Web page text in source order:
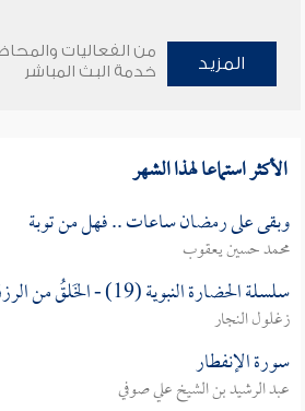
المزيد
من الفعاليات
خدمة البث المباشر
الأكثر استماعا لهذا الشهر
وبقى على رمضان ساعات .. فهل من توبة
محمد حسين يعقوب
سلسلة الحضارة النبوية (19) - الخَلقُ من الرزق
زغلول النجار
سورة الإنفطار
عبد الرشيد بن الشيخ علي صوفي